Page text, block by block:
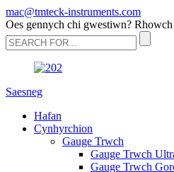
mac@tmteck-instruments.com
Oes gennych chi gwestiwn?
Saesneg
Hafan
Cynhyrchion
Gauge Trwch
Gauge Trwch
Gauge Trwch